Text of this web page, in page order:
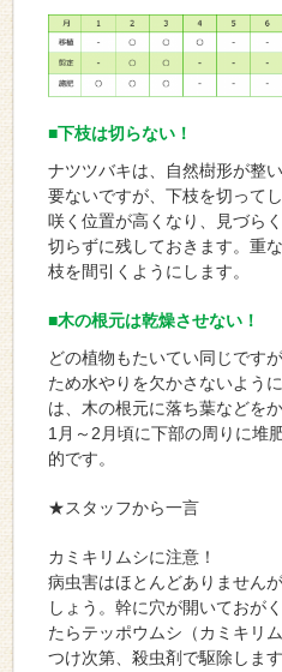
■下枝は切らない！
ナツツバキは、自然樹形が整
要ないですが、下枝を切って
咲く位置が高くなり、見づら
切らずに残しておきます。重
枝を間引くようにします。
■木の根元は乾燥させない！
どの植物もたいてい同じです
ため水やりを欠かさないよう
は、木の根元に落ち葉などを
1月～2月頃に下部の周りに堆
的です。
★スタッフから一言
カミキリムシに注意！
病虫害はほとんどありません
しょう。幹に穴が開いておが
たらテッポウムシ（カミキリ
つけ次第、殺虫剤で駆除します